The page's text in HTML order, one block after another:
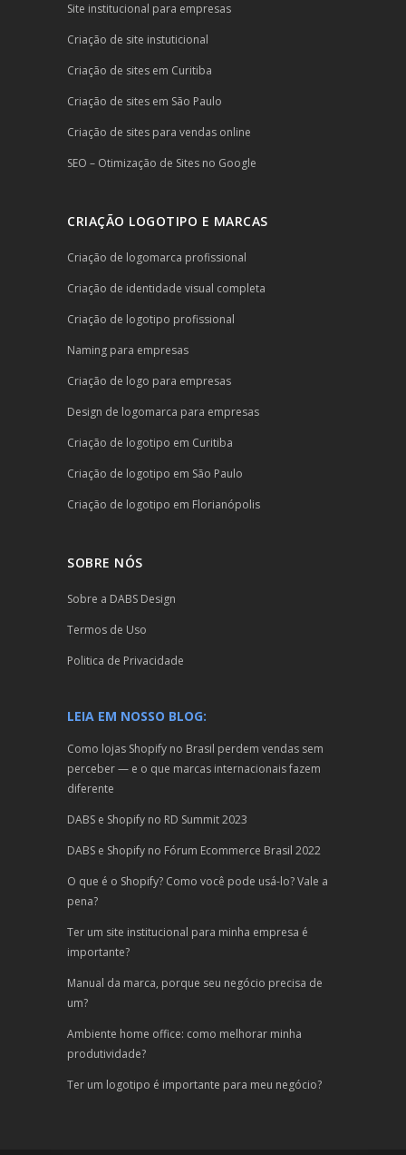
Site institucional para empresas
Criação de site instuticional
Criação de sites em Curitiba
Criação de sites em São Paulo
Criação de sites para vendas online
SEO – Otimização de Sites no Google
CRIAÇÃO LOGOTIPO E MARCAS
Criação de logomarca profissional
Criação de identidade visual completa
Criação de logotipo profissional
Naming para empresas
Criação de logo para empresas
Design de logomarca para empresas
Criação de logotipo em Curitiba
Criação de logotipo em São Paulo
Criação de logotipo em Florianópolis
SOBRE NÓS
Sobre a DABS Design
Termos de Uso
Politica de Privacidade
LEIA EM NOSSO BLOG:
Como lojas Shopify no Brasil perdem vendas sem
perceber — e o que marcas internacionais fazem
diferente
DABS e Shopify no RD Summit 2023
DABS e Shopify no Fórum Ecommerce Brasil 2022
O que é o Shopify? Como você pode usá-lo? Vale a
pena?
Ter um site institucional para minha empresa é
importante?
Manual da marca, porque seu negócio precisa de
um?
Ambiente home office: como melhorar minha
produtividade?
Ter um logotipo é importante para meu negócio?